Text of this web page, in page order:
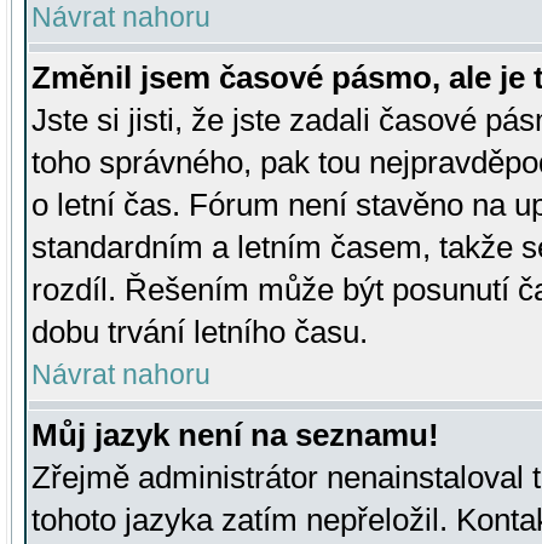
Návrat nahoru
Změnil jsem časové pásmo, ale je
Jste si jisti, že jste zadali časové
toho správného, pak tou
o letní čas. Fórum není stavěno na
standardním a letním časem, takže
rozdíl. Řešením může být posunutí
dobu trvání letního času.
Návrat nahoru
Můj jazyk není na seznamu!
Zřejmě administrátor nenainstaloval
tohoto jazyka zatím nepřeložil.